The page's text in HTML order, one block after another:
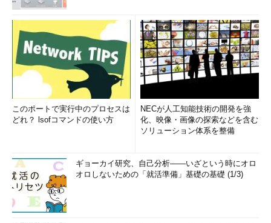
このポートで実行中のプロセスは
どれ？ lsofコマンドの使い方
NECが人工知能技術の開発を強
化、映像・画像の探索などを含む
ソリューション体系を整備
ギョーカイ研究、自己分析――いざという時にオロ
オロしないための「就活準備」基礎の基礎 (1/3)